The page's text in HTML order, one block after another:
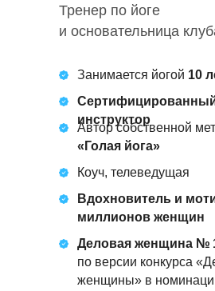
Занимается йогой 10
инструктор
Автор собственной
«Голая йога»
Коуч, телеведущая
Вдохновитель и
миллионов женщин
Тренер по йоге
и основательница
Деловая женщина №
по версии конкурса
женщины» в